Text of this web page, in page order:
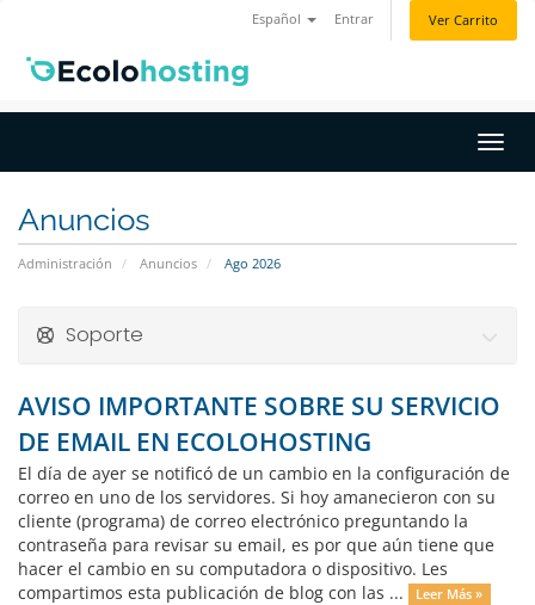
Español Entrar Ver Carrito
Anuncios
Administración Anuncios Ago 2026
Soporte
AVISO IMPORTANTE SOBRE SU SERVICIO
DE EMAIL EN ECOLOHOSTING
El día de ayer se notificó de un cambio en la configuración de
correo en uno de los servidores. Si hoy amanecieron con su
cliente (programa) de correo electrónico preguntando la
contraseña para revisar su email, es por que aún tiene que
hacer el cambio en su computadora o dispositivo. Les
compartimos esta publicación de blog con las ...
Leer Más »